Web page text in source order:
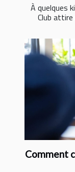
À quelques
Club attire
Comment